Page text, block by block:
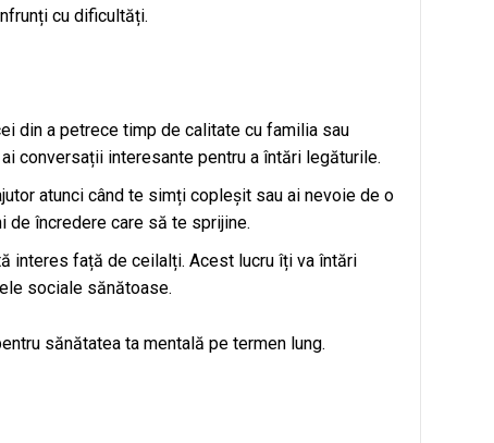
cu dificultăți.
din a petrece timp de calitate cu familia sau
conversații interesante pentru a întări legăturile.
atunci când te simți copleșit sau ai nevoie de o
de încredere care să te sprijine.
interes față de ceilalți. Acest lucru îți va întări
sociale sănătoase.
sănătatea ta mentală pe termen lung.